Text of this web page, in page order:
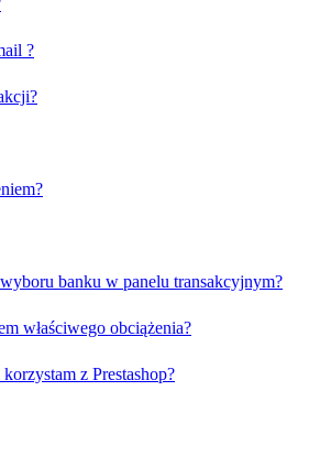
?
banku w panelu transakcyjnym?
właściwego obciążenia?
z Prestashop?